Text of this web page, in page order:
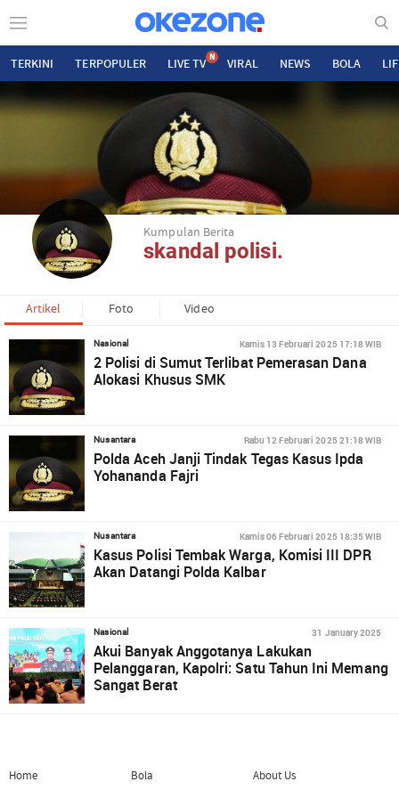
TERKINI TERPOPULER LIVE TV N VIRAL NEWS BOLA
Kumpulan Berita
skandal polisi.
Artikel Foto Video
Nasional Kamis 13 Februari 2025 17:18 WIB
2 Polisi di Sumut Terlibat Pemerasan Dana
Alokasi Khusus SMK
Nusantara Rabu 12 Februari 2025 21:18 WIB
Polda Aceh Janji Tindak Tegas Kasus Ipda
Yohananda Fajri
Nusantara Kamis 06 Februari 2025 18:35 WIB
Kasus Polisi Tembak Warga, Komisi III DPR
Akan Datangi Polda Kalbar
Nasional 31 January 2025
Akui Banyak Anggotanya Lakukan
Pelanggaran, Kapolri: Satu Tahun Ini Memang
Sangat Berat
Home
Bola
About Us